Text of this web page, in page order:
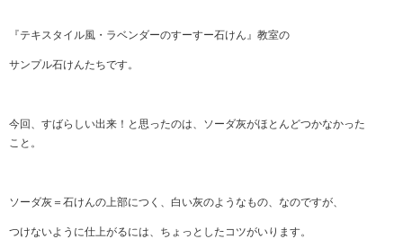
『テキスタイル風・ラベンダーのすーすー石けん』教室の
サンプル石けんたちです。
今回、すばらしい出来！と思ったのは、ソーダ灰がほとんどつかなかった
こと。
ソーダ灰＝石けんの上部につく、白い灰のようなもの、なのですが、
つけないように仕上がるには、ちょっとしたコツがいります。